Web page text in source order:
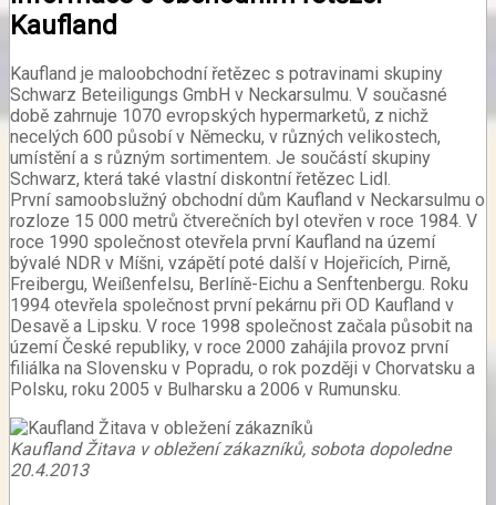
Kaufland
Kaufland je maloobchodní řetězec s potravinami skupiny
Schwarz Beteiligungs GmbH v Neckarsulmu. V současné
době zahrnuje 1070 evropských hypermarketů, z nichž
necelých 600 působí v Německu, v různých velikostech,
umístění a s různým sortimentem. Je součástí skupiny
Schwarz, která také vlastní diskontní řetězec Lidl.
První samoobslužný obchodní dům Kaufland v Neckarsulmu o
rozloze 15 000 metrů čtverečních byl otevřen v roce 1984. V
roce 1990 společnost otevřela první Kaufland na území
bývalé NDR v Míšni, vzápětí poté další v Hojeřicích, Pirně,
Freibergu, Weißenfelsu, Berlíně-Eichu a Senftenbergu. Roku
1994 otevřela společnost první pekárnu při OD Kaufland v
Desavě a Lipsku. V roce 1998 společnost začala působit na
území České republiky, v roce 2000 zahájila provoz první
filiálka na Slovensku v Popradu, o rok později v Chorvatsku a
Polsku, roku 2005 v Bulharsku a 2006 v Rumunsku.
Kaufland Žitava v obležení zákazníků, sobota dopoledne
20.4.2013